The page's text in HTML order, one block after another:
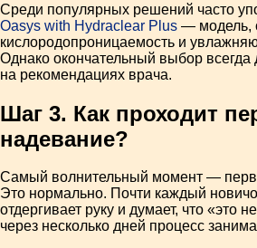
Среди популярных решений часто
Oasys with Hydraclear Plus — модель,
кислородопроницаемость и
Однако окончательный выбор
на рекомендациях врача.
Шаг 3. Как проходит
надевание?
Самый волнительный момент —
Это нормально. Почти каждый
отдергивает руку и думает, что «это
через несколько дней процесс